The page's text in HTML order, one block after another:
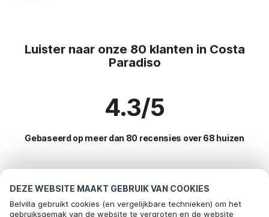
DEZE WEBSITE MAAKT GEBRUIK VAN COOKIES
Belvilla gebruikt cookies (en vergelijkbare technieken) om het
gebruiksgemak van de website te vergroten en de website
Luister naar onze 80 klanten in Costa
Paradiso
4.3/5
Gebaseerd op meer dan 80 recensies over 68 huizen
Meest populaire bestemmingen voor
vakantie